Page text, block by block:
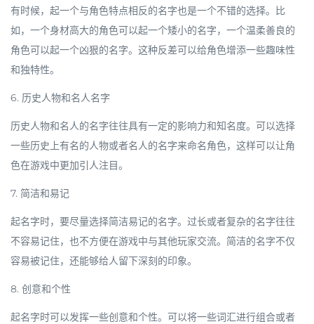
有时候，起一个与角色特点相反的名字也是一个不错的选择。比
如，一个身材高大的角色可以起一个矮小的名字，一个温柔善良的
角色可以起一个凶狠的名字。这种反差可以给角色增添一些趣味性
和独特性。
6. 历史人物和名人名字
历史人物和名人的名字往往具有一定的影响力和知名度。可以选择
一些历史上有名的人物或者名人的名字来命名角色，这样可以让角
色在游戏中更加引人注目。
7. 简洁和易记
起名字时，要尽量选择简洁易记的名字。过长或者复杂的名字往往
不容易记住，也不方便在游戏中与其他玩家交流。简洁的名字不仅
容易被记住，还能够给人留下深刻的印象。
8. 创意和个性
起名字时可以发挥一些创意和个性。可以将一些词汇进行组合或者